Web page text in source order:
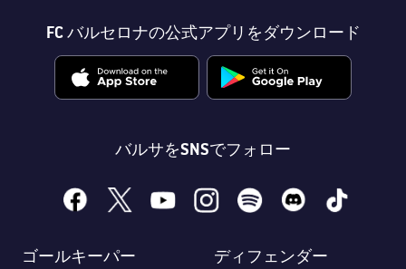
FC バルセロナの公式アプリをダウンロード
バルサをSNSでフォロー
facebook
x youtubeinstagramspotify discord tiktok
ゴールキーパー ディフェンダー